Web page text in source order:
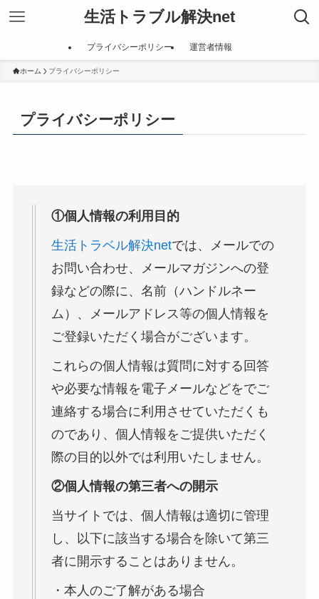
生活トラブル解決net
プライバシーポリシー 運営者情報
ホーム プライバシーポリシー
プライバシーポリシー
①個人情報の利用目的
生活トラベル解決netでは、メールでの
お問い合わせ、メールマガジンへの登
録などの際に、名前（ハンドルネー
ム）、メールアドレス等の個人情報を
ご登録いただく場合がございます。
これらの個人情報は質問に対する回答
や必要な情報を電子メールなどをでご
連絡する場合に利用させていただくも
のであり、個人情報をご提供いただく
際の目的以外では利用いたしません。
②個人情報の第三者への開示
当サイトでは、個人情報は適切に管理
し、以下に該当する場合を除いて第三
者に開示することはありません。
・本人のご了解がある場合